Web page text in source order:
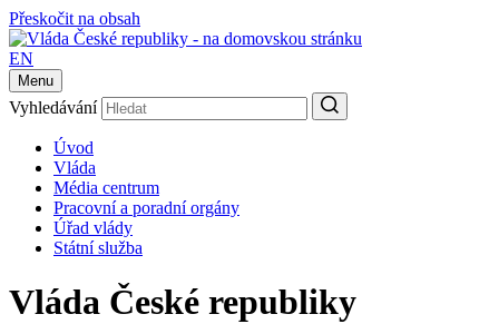
Přeskočit na obsah
EN
Menu
Vyhledávání
Úvod
Vláda
Média centrum
Pracovní a poradní orgány
Úřad vlády
Státní služba
Vláda České republiky